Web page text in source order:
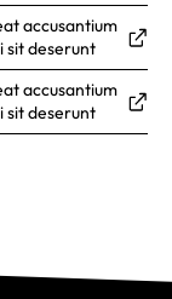
accusantium
sit deserunt
accusantium
sit deserunt